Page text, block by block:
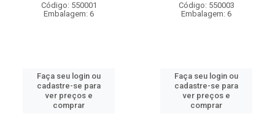
Código: 550001
Embalagem: 6
Faça seu login ou
cadastre-se para
ver preços e
comprar
Código: 550003
Embalagem: 6
Faça seu login ou
cadastre-se para
ver preços e
comprar